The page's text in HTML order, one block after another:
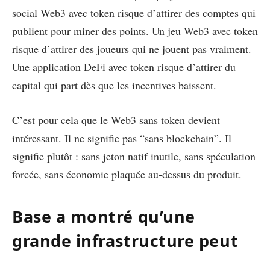
social Web3 avec token risque d’attirer des comptes qui
publient pour miner des points. Un jeu Web3 avec token
risque d’attirer des joueurs qui ne jouent pas vraiment.
Une application DeFi avec token risque d’attirer du
capital qui part dès que les incentives baissent.
C’est pour cela que le Web3 sans token devient
intéressant. Il ne signifie pas “sans blockchain”. Il
signifie plutôt : sans jeton natif inutile, sans spéculation
forcée, sans économie plaquée au-dessus du produit.
Base a montré qu’une
grande infrastructure peut